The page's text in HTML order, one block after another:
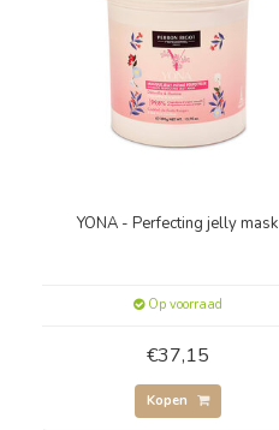
YONA - Perfecting jelly mask
Op voorraad
€37,15
Kopen